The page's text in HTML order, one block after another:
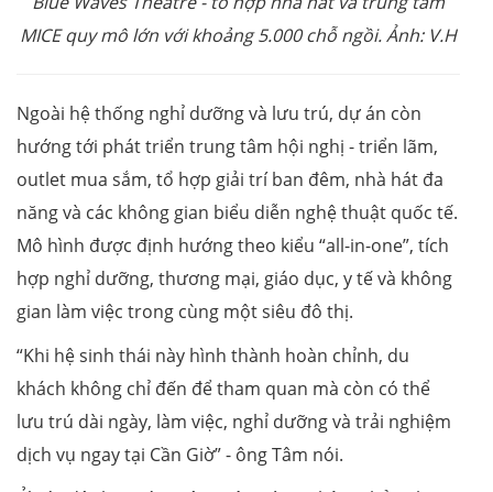
MICE quy mô lớn với khoảng 5.000 chỗ ngồi. Ảnh: V.H
Ngoài hệ thống nghỉ dưỡng và lưu trú, dự án còn
hướng tới phát triển trung tâm hội nghị - triển lãm,
outlet mua sắm, tổ hợp giải trí ban đêm, nhà hát đa
năng và các không gian biểu diễn nghệ thuật quốc tế.
Mô hình được định hướng theo kiểu “all-in-one”, tích
hợp nghỉ dưỡng, thương mại, giáo dục, y tế và không
gian làm việc trong cùng một siêu đô thị.
“Khi hệ sinh thái này hình thành hoàn chỉnh, du
khách không chỉ đến để tham quan mà còn có thể
lưu trú dài ngày, làm việc, nghỉ dưỡng và trải nghiệm
dịch vụ ngay tại Cần Giờ” - ông Tâm nói.